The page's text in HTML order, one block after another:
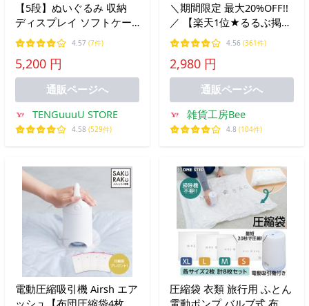
【5段】ぬいぐるみ 収納
ディスプレイ ソフトケー
ス ウォールポケット 大容
量 壁掛けポケット ライブ
グッズ 人形 ぬいぐるみ 壁
掛け収納
4.57 (7件)
5,200 円
通販ページへ
TENGuuuU STORE
4.58 (529件)
＼期間限定 最大20%OFF!!
／ 【楽天1位★るるぶ掲
載】 布団圧縮袋 ふとん 圧
縮袋 衣類 収納 布団収納袋
ふとん収納 大掃除 衣替え
引っ越し 真空
4.56 (361件)
2,980 円
通販ページへ
雑貨工房Bee
4.8 (104件)
電動圧縮吸引機 Airsh エア
ッシュ【布団圧縮袋4枚お
圧縮袋 衣類 旅行用 ふとん
電動ポンプ バルブ式 布団